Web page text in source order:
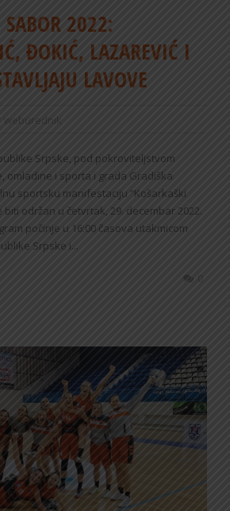
SABOR 2022:
ĐOKIĆ, LAZAREVIĆ I
LAVOVE
weburednik
Srpske, pod pokroviteljstvom
omladine i sporta i grada Gradiška
sportsku manifestaciju “Košarkaški
biti održan u četvrtak, 29. decembar 2022.
počinje u 16:00 časova utakmicom
Srpske i...
0